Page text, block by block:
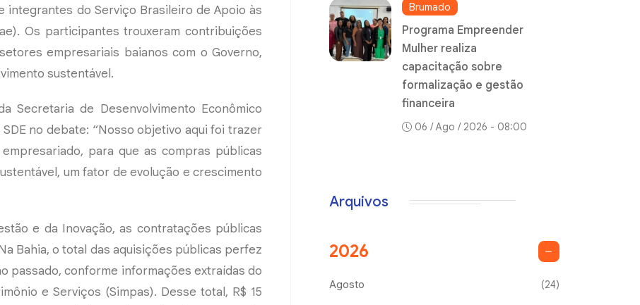
integrantes do Serviço Brasileiro de Apoio às
Os participantes trouxeram contribuições
empresariais baianos com o Governo,
sustentável.
Secretaria de Desenvolvimento Econômico
no debate: “Nosso objetivo aqui foi trazer
para que as compras públicas
um fator de evolução e crescimento
e da Inovação, as contratações públicas
Bahia, o total das aquisições públicas perfez
passado, conforme informações extraídas do
e Serviços (Simpas). Desse total, R$ 15
Brumado
Programa Empreender
Mulher realiza
capacitação sobre
formalização e gestão
financeira
06 / Ago / 2026 - 08:00
Arquivos
2026
Agosto (24)